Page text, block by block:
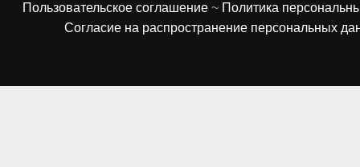
Пользовательское соглашение ~ Политика
Согласие на распространение персональных